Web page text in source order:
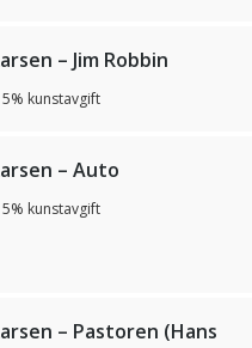
– Jim Robbin
5% kunstavgift
– Auto
5% kunstavgift
– Pastoren (Hans